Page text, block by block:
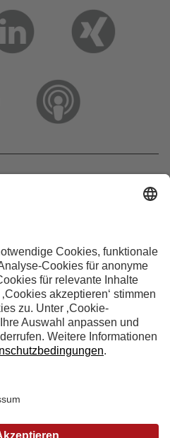
133 133 0
kuechen.de
4153Bewertungen